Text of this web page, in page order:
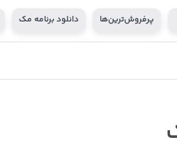
پرفروش‌ترین‌ها دانلود برنامه مک